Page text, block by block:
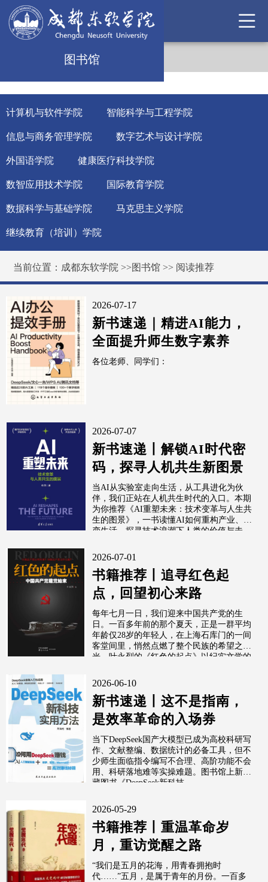
图书馆
计算机与软件学院 智能科学与工程学院
信息与商务管理学院 数字艺术与设计学院
外国语学院 健康医疗科技学院
数智应用技术学院 国际教育学院
数据科学与基础学院 马克思主义学院
继续教育（培训）学院
当前位置： 成都东软学院 >>图书馆 >> 阅读推荐
2026-07-17
新书速递｜精进AI能力，
全面提升师生数字素养
各位老师、同学们：
2026-07-07
新书速递丨解锁AI时代密
码，探寻人机共生新图景
当AI从实验室走向生活，从工具进化为伙
伴，我们正站在人机共生时代的入口。本期
为你推荐《AI重塑未来：技术变革与人生共
生的图景》，一书读懂AI如何重构产业、改
变生活，探寻技术浪潮下人类的价值与未
2026-07-01
书籍推荐丨追寻红色起
点，回望初心来路
每年七月一日，我们迎来中国共产党的生
日。一百多年前的那个夏天，正是一群平均
年龄仅28岁的年轻人，在上海石库门的一间
客堂间里，悄然点燃了整个民族的希望之
光。叶永烈的《红色的起点》以纪实文学的
2026-06-10
新书速递丨这不是指南，
是效率革命的入场券
当下DeepSeek国产大模型已成为高校科研写
作、文献整编、数据统计的必备工具，但不
少师生面临指令编写不合理、高阶功能不会
用、科研落地难等实操难题。图书馆上新馆
藏图书《DeepSeek新科技...
2026-05-29
书籍推荐丨重温革命岁
月，重访觉醒之路
“我们是五月的花海，用青春拥抱时
代……”五月，是属于青年的月份。一百多